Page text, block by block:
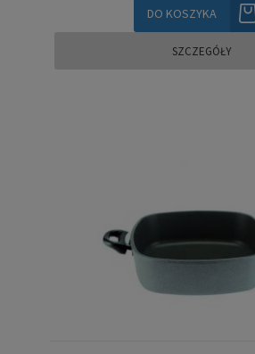
DO KOSZYKA
SZCZEGÓŁY